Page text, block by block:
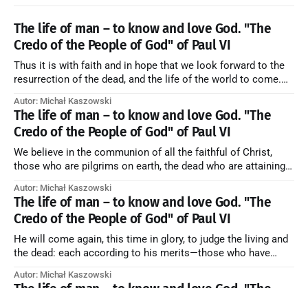
The life of man – to know and love God. "The
Credo of the People of God" of Paul VI
Thus it is with faith and in hope that we look forward to the
resurrection of the dead, and the life of the world to come.
artykuł w starym serwisie →
Autor: Michał Kaszowski
The life of man – to know and love God. "The
Credo of the People of God" of Paul VI
We believe in the communion of all the faithful of Christ,
those who are pilgrims on earth, the dead who are attaining
forming one Church; and we believe that in this communion
the merciful love of God and His saints is
Autor: Michał Kaszowski
The life of man – to know and love God. "The
Credo of the People of God" of Paul VI
He will come again, this time in glory, to judge the living and
the dead: each according to his merits—those who have
those who have refused them to the end going to the fire that
Autor: Michał Kaszowski